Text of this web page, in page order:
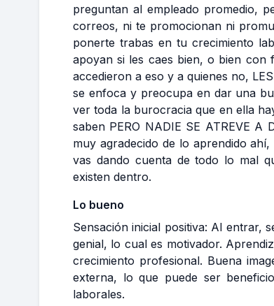
preguntan al empleado promedio,
correos, ni te promocionan ni
ponerte trabas en tu crecimiento
apoyan si les caes bien, o bien con
accedieron a eso y a quienes no,
se enfoca y preocupa en dar una
ver toda la burocracia que en ella
saben PERO NADIE SE ATREVE
muy agradecido de lo aprendido
vas dando cuenta de todo lo mal
existen dentro.
Lo bueno
Sensación inicial positiva: Al entrar,
genial, lo cual es motivador.
crecimiento profesional. Buena
externa, lo que puede ser
laborales.